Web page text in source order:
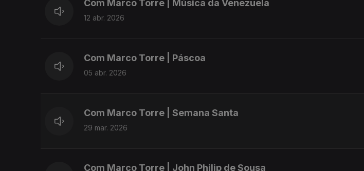
Com Marco Torre | Música da Venezuela
12 abr. 2026
Com Marco Torre | Páscoa
05 abr. 2026
Com Marco Torre | Semana Santa
29 mar. 2026
Com Marco Torre | John Philip de Sousa